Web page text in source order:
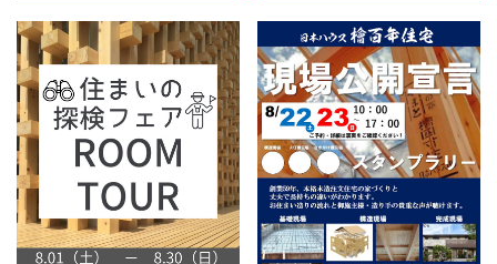
福井
茨城
栃木
群馬
三重
兵庫
奈良
滋賀
和歌山
香川
愛媛
鳥取
島根
広島
福岡
佐賀
熊本
大分
宮崎
分譲マンション
※現住所のある都道府県以外の建築予定地の方でも現住所の有るお近
くの展示場又は店舗にお問合せください。移住の計画の方もご相談対
応します。お気軽にご相談ください。
会津
福井県
福井
千葉県
千葉
柏
茨城県
水戸
栃木県
宇都宮
小山
群馬県
群馬
伊勢崎
三重県
四日市
奈良県
奈良
愛媛県
松山
福岡県
福岡
佐賀県
佐賀
熊本県
熊本
大分県
大分
宮崎県
宮崎
鹿児島県
鹿児島